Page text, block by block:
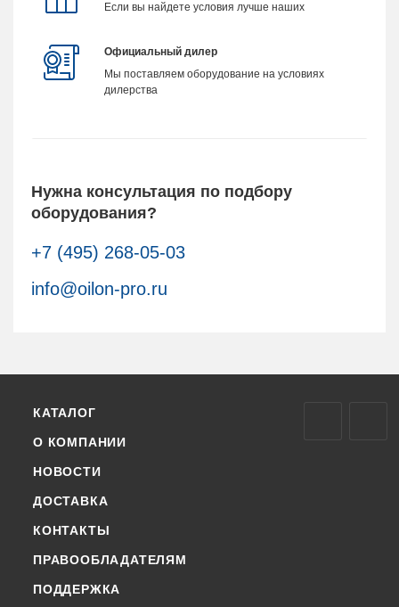
Если вы найдете условия лучше наших
Официальный дилер
Мы поставляем оборудование на условиях
дилерства
Нужна консультация по подбору
оборудования?
+7 (495) 268-05-03
info@oilon-pro.ru
КАТАЛОГ
О КОМПАНИИ
НОВОСТИ
ДОСТАВКА
КОНТАКТЫ
ПРАВООБЛАДАТЕЛЯМ
ПОДДЕРЖКА